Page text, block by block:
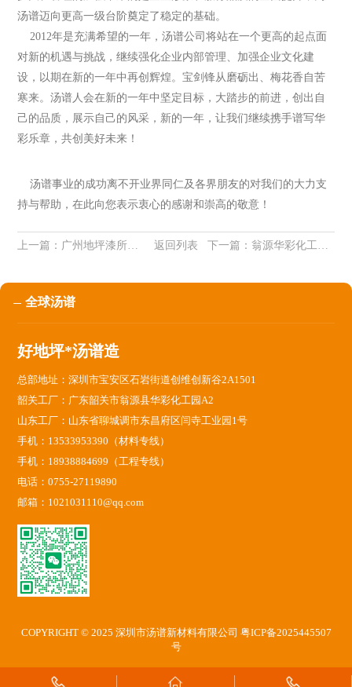
汤谱迈向更高一级台阶奠定了稳定的基础。
2012年是充满希望的一年，汤谱公司将站在一个更高的起点面
对新的机遇与挑战，继续强化企业内部管理、加强企业文化建
设，以期在新的一年中再创辉煌。宝剑锋从磨砺出、梅花香自苦
寒来。汤谱人会在新的一年中坚定目标，大踏步的前进，创出自
己的品质，展示自己的风采，新的一年，让我们继续携手谱写华
彩乐章，共创美好未来！
汤谱事业的成功离不开业界同仁及各界朋友的对我们的大力支
持与帮助，在此向您表示衷心的感谢和崇高的敬意！
上一篇： 广州地坪漆所汇聚的地坪漆知识讲解 返回列表 下一篇：翁源华彩化工城举行广州汤谱建筑装饰材料有限公司项目签约仪式
全球汤谱
好地坪*汤谱造
总部地址：深圳市宝安区石岩街道创维创新谷2A1501
韶关工厂：广东韶关市翁源县华彩化工园A2
山东工厂：山东省聊城调市东昌府区闫寺工业园1号
手机：13533953390（材料专线）
手机：18938884699（工程专线）
电话：0755-27119890
邮箱：1021031110@qq.com
COPYRIGHT © 2025 深圳市汤谱新材料有限公司 粤ICP备2025445507
号